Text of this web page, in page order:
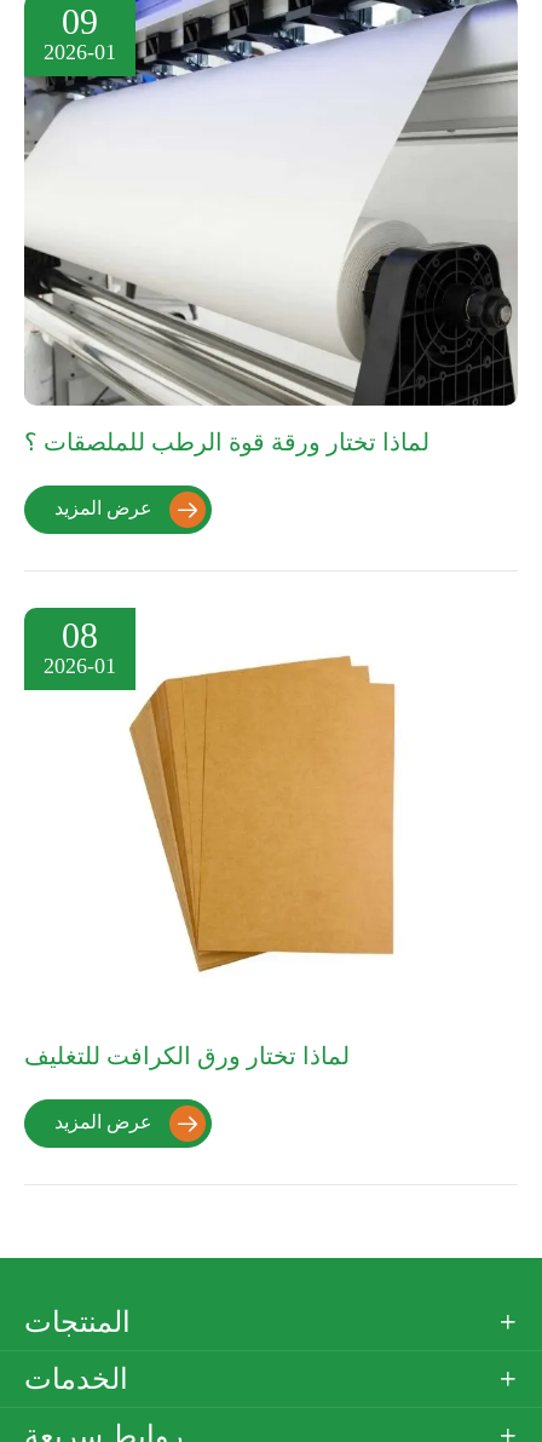
09
2026-01
لماذا تختار ورقة قوة الرطب للملصقات ؟

08
2026-01
لماذا تختار ورق الكرافت للتغليف

المنتجات 
الخدمات 
